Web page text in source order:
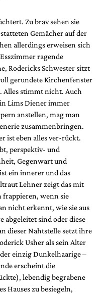
Zu brav sehen sie
Gemächer auf der
allerdings erweisen sich
ragende
Rodericks Schwester sitzt
gerundete Kirchenfenster
Alles stimmt nicht. Auch
Lims Diener immer
anstellen, mag man
zusammenbringen.
ist eben alles ver-rückt.
perspektiv- und
Gegenwart und
ein innerer und das
Lehner zeigt das mit
frappieren, wenn sie
nicht erkennt, wie sie aus
abgeleitet sind oder diese
dieser Nahtstelle setzt ihre
Usher als sein Alter
einzig Dunkelhaarige –
erscheint die
lebendig begrabene
Hauses zu besiegeln,